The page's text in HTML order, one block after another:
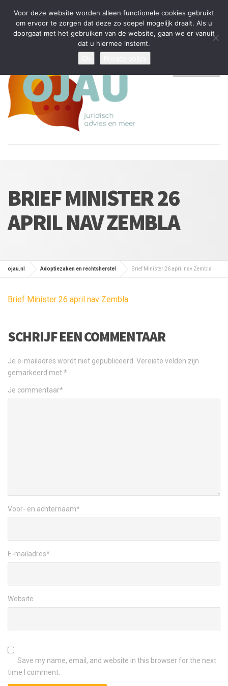
Tijdelijke stop: wegens drukte kan ik beperkt nieuwe zaken aannemen
en vragen beantwoorden
Algemene Voorwaarden
Disclaimer Privacybeleid
BRIEF MINISTER 26
APRIL NAV ZEMBLA
ojau.nl Adoptiezaken en rechtsherstel Brief Minister 26 april nav Zembla
Brief Minister 26 april nav Zembla
SCHRIJF EEN COMMENTAAR
Je e-mailadres wordt niet gepubliceerd. Vereiste velden zijn
gemarkeerd met*
Je commentaar*
Voor- en achternaam*
E-mailadres*
Website
Save my name, email, and website in this browser for the next
time I comment.
Voor deze website worden alleen functionele cookies gebruikt
om ervoor te zorgen dat deze zo soepel mogelijk draait. Als u
doorgaat met het gebruiken van de website, gaan we er vanuit
dat u hiermee instemt.